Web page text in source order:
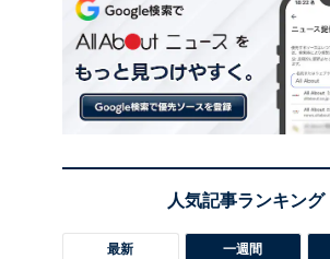
最新 一週間